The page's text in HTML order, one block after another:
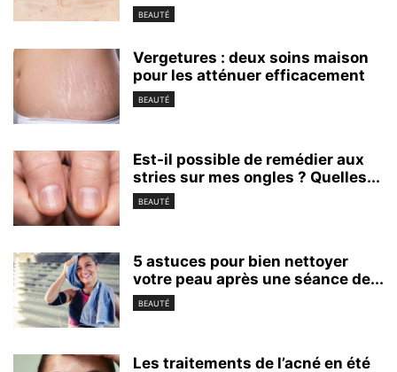
BEAUTÉ
Vergetures : deux soins maison
pour les atténuer efficacement
BEAUTÉ
Est-il possible de remédier aux
stries sur mes ongles ? Quelles...
BEAUTÉ
5 astuces pour bien nettoyer
votre peau après une séance de...
BEAUTÉ
Les traitements de l’acné en été